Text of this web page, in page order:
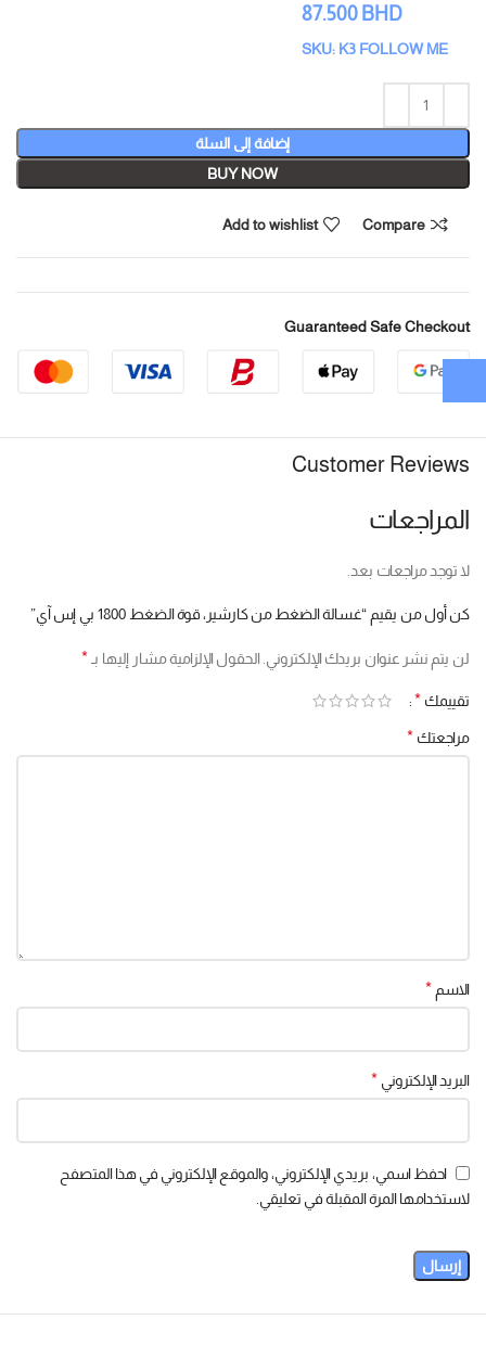
87.500 BHD
SKU: K3 FOLLOW ME
إضافة إلى السلة
BUY NOW
Compare
Add to wishlist
Guaranteed Safe Checkout
Customer Reviews
المراجعات
لا توجد مراجعات بعد.
كن أول من يقيم “غسالة الضغط من كارشير، قوة الضغط 1800 بي إس آي”
لن يتم نشر عنوان بريدك الإلكتروني. الحقول الإلزامية مشار إليها بـ *
تقييمك *
مراجعتك *
الاسم *
البريد الإلكتروني *
احفظ اسمي، بريدي الإلكتروني، والموقع الإلكتروني في هذا المتصفح
لاستخدامها المرة المقبلة في تعليقي.